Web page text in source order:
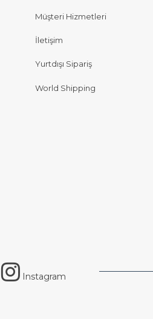
Müşteri Hizmetleri
İletişim
Yurtdışı Sipariş
World Shipping
Instagram